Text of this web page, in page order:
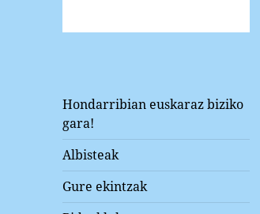
Hondarribian euskaraz biziko
gara!
Albisteak
Gure ekintzak